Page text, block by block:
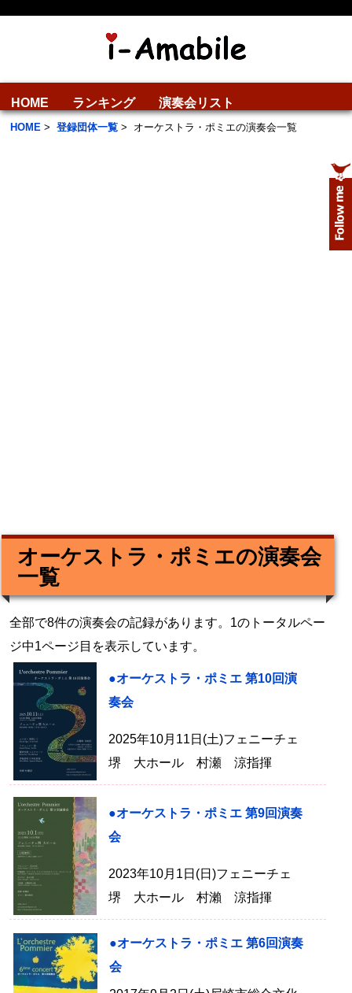
HOME ランキング 演奏会リスト
HOME > 登録団体一覧 > オーケストラ・ポミエの演奏会一覧
オーケストラ・ポミエの演奏会
一覧
全部で8件の演奏会の記録があります。1のトータルペー
ジ中1ページ目を表示しています。
●オーケストラ・ポミエ 第10回演
奏会
2025年10月11日(土)フェニーチェ
堺 大ホール 村瀬 涼指揮
●オーケストラ・ポミエ 第9回演奏
会
2023年10月1日(日)フェニーチェ
堺 大ホール 村瀨 涼指揮
●オーケストラ・ポミエ 第6回演奏
会